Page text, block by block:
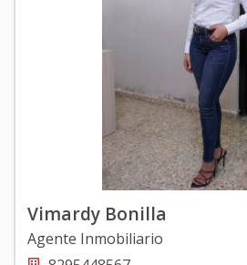
Vimardy Bonilla
Agente Inmobiliario